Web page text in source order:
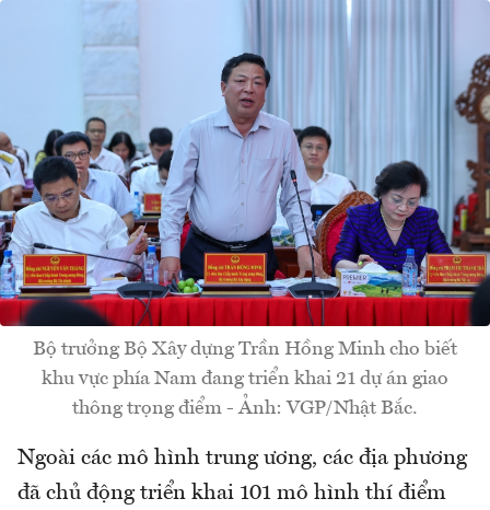
Bộ trưởng Bộ Xây dựng Trần Hồng Minh cho biết
khu vực phía Nam đang triển khai 21 dự án giao
thông trọng điểm - Ảnh: VGP/Nhật Bắc.
Ngoài các mô hình trung ương, các địa phương
đã chủ động triển khai 101 mô hình thí điểm